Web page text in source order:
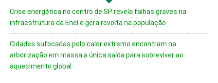
Crise energética no centro de SP revela falhas graves na
infraestrutura da Enel e gera revolta na população
Cidades sufocadas pelo calor extremo encontram na
arborização em massa a única saída para sobreviver ao
aquecimento global